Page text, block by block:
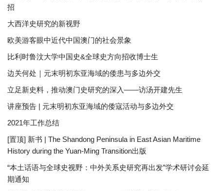
招
大西洋史研究的新视野
欧美游客眼中近代中国澳门的社会景象
比利时鲁汶大学中国史&全球史方向招收博士生
边关何处｜元末明初东亚海域的倭患与多边外交
立足新史料，推动澳门史研究的深入——访汤开建先生
讲座预告 | 元末明初东亚海域的倭寇活动与多边外交
2021年工作总结
[置顶] 新书 | The Shandong Peninsula in East Asian Maritime
History during the Yuan-Ming Transition出版
“本土话语与全球史视野：中外关系史研究再出发”学术研讨会延
期通知